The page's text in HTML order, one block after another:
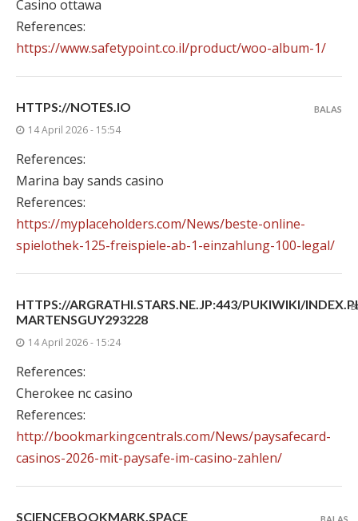
Casino ottawa
References:
https://www.safetypoint.co.il/product/woo-album-1/
HTTPS://NOTES.IO
14 April 2026 - 15:54
References:
Marina bay sands casino
References:
https://myplaceholders.com/News/beste-online-
spielothek-125-freispiele-ab-1-einzahlung-100-legal/
BALAS
HTTPS://ARGRATHI.STARS.NE.JP:443/PUKIWIKI/
MARTENSGUY293228
14 April 2026 - 15:24
References:
Cherokee nc casino
References:
http://bookmarkingcentrals.com/News/paysafecard-
casinos-2026-mit-paysafe-im-casino-zahlen/
SCIENCEBOOKMARK.SPACE